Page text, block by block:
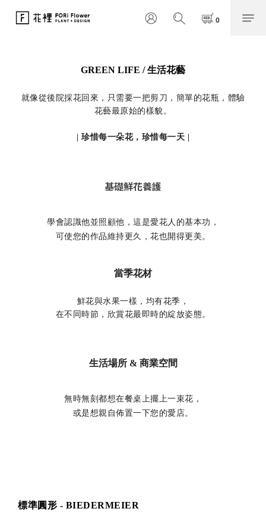
GREEN LIFE / 生活花藝
就像從後院採花回來，只需要一把剪刀，簡單的花瓶，體驗
花藝最原始的樣貌。
| 珍惜每一朵花，珍惜每一天 |
基礎鮮花養護
學會認識他並照顧他，這是愛花人的基本功，
可使您的作品維持更久，花也開得更美。
當季花材
鮮花與水果一樣，均有花季，
在不同時節，欣賞花最即時的綻放姿態。
生活場所 & 商業空間
無時無刻都想在餐桌上擺上一束花，
或是想親自佈置一下您的愛店。
標準圓形 - BIEDERMEIER